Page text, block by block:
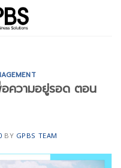
อความอยู่รอด ตอน
BY GPBS TEAM